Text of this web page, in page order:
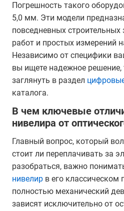
Погрешность такого
5,0 мм. Эти модели
повседневных
работ и простых измерений
Независимо от специфики
вы ищете надежное
заглянуть в раздел
каталога.
В чем ключевые
нивелира от
Главный вопрос, который
стоит ли переплачивать за
разобраться, важно
нивелир в его классическом
полностью механический
зависят исключительно от